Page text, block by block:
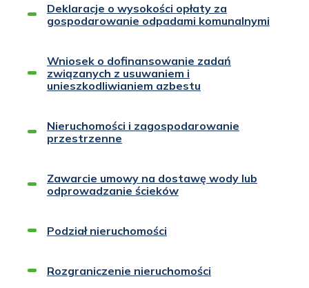
Deklaracje o wysokości opłaty za
gospodarowanie odpadami komunalnymi
Wniosek o dofinansowanie zadań
związanych z usuwaniem i
unieszkodliwianiem azbestu
Nieruchomości i zagospodarowanie
przestrzenne
Zawarcie umowy na dostawę wody lub
odprowadzanie ścieków
Podział nieruchomości
Rozgraniczenie nieruchomości